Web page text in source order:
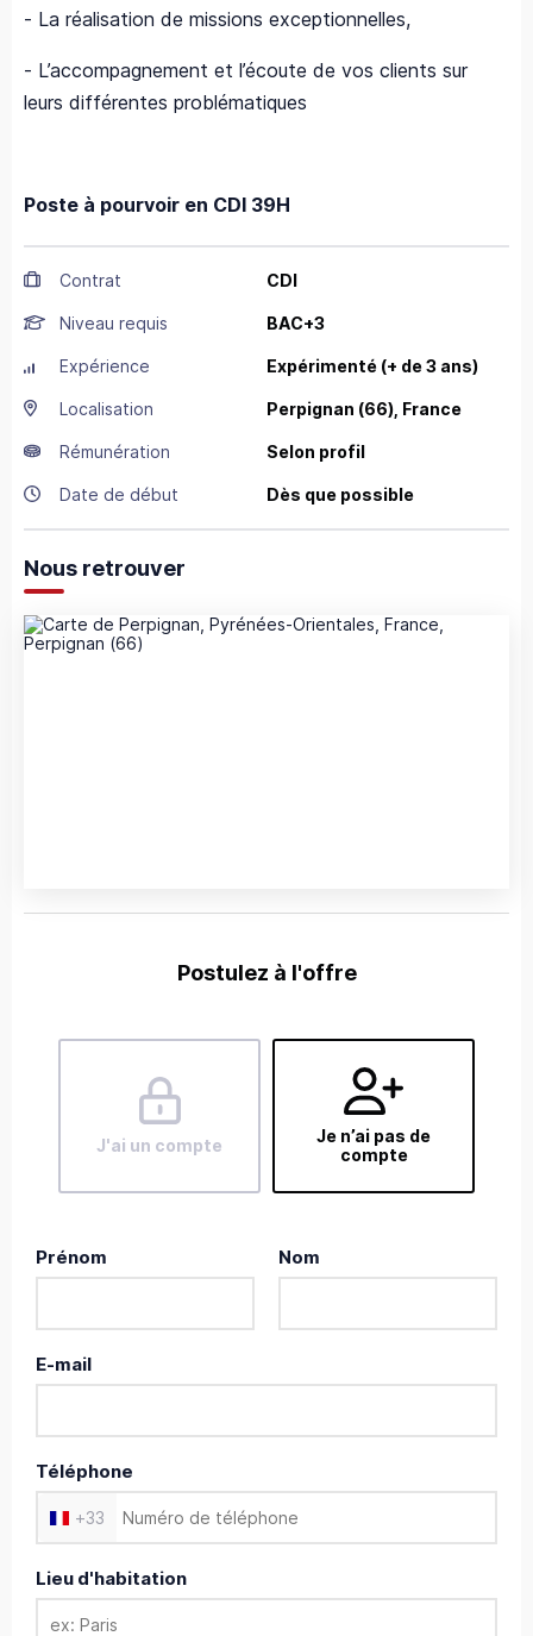
- La réalisation de missions exceptionnelles,
- L’accompagnement et l’écoute de vos clients sur
leurs différentes problématiques
Poste à pourvoir en CDI 39H
Contrat CDI
Niveau requis BAC+3
Expérience Expérimenté (+ de 3 ans)
Localisation Perpignan (66), France
Rémunération Selon profil
Date de début Dès que possible
Nous retrouver
Postulez à l'offre
J'ai un compte
Je n’ai pas de
compte
Prénom Nom
E-mail
Téléphone
+33
Lieu d'habitation